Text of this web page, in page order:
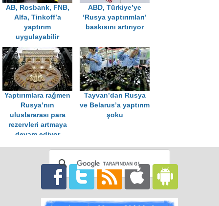
AB, Rosbank, FNB,
Alfa, Tinkoff’a
yaptırım
uygulayabilir
ABD, Türkiye’ye
‘Rusya yaptırımları’
baskısını artırıyor
Yaptırımlara rağmen
Rusya’nın
uluslararası para
rezervleri artmaya
devam ediyor
Tayvan’dan Rusya
ve Belarus’a yaptırım
şoku